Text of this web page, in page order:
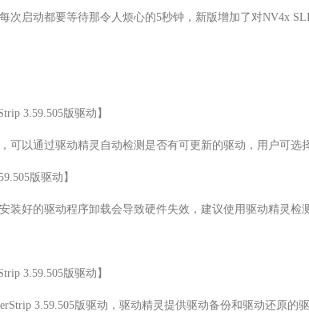
次启动都要等待那令人烦心的5秒钟，新版增加了对NV4x
3.59.505版驱动】
可以通过驱动精灵自动检测是否有可更新的驱动，用户可选
版驱动】
装好的驱动程序卸载会导致硬件失效，建议使用驱动精灵
3.59.505版驱动】
3.59.505版驱动，驱动精灵提供驱动备份和驱动还原的驱